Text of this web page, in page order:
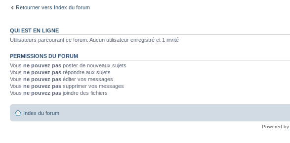
Retourner vers Index du forum
QUI EST EN LIGNE
Utilisateurs parcourant ce forum: Aucun utilisateur enregistré et 1 invité
PERMISSIONS DU FORUM
Vous ne pouvez pas poster de nouveaux sujets
Vous ne pouvez pas répondre aux sujets
Vous ne pouvez pas éditer vos messages
Vous ne pouvez pas supprimer vos messages
Vous ne pouvez pas joindre des fichiers
Index du forum
Powered by